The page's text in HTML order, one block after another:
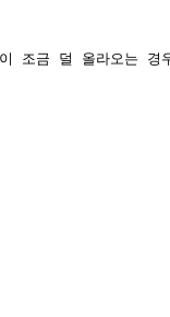
조금 덜 올라오는 경